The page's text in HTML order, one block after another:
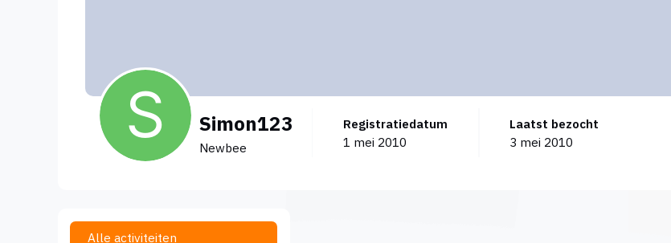
Simon123
Newbee
Registratiedatum
1 mei 2010
Laatst bezocht
3 mei 2010
Alle activiteiten